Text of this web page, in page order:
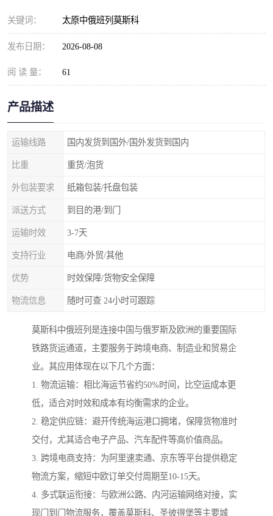
关键词： 太原中俄班列莫斯科
发布日期： 2026-08-08
阅 读 量： 61
产品描述
运输线路 国内发货到国外/国外发货到国内
比重 重货/泡货
外包装要求 纸箱包装/托盘包装
派送方式 到目的港/到门
运输时效 3-7天
支持行业 电商/外贸/其他
优势 时效保障/货物安全保障
物流信息 随时可查 24小时可跟踪
莫斯科中俄班列是连接中国与俄罗斯及欧洲的重要国际
铁路货运通道，主要服务于跨境电商、制造业和贸易企
业。其应用体现在以下几个方面：
1. 物流运输：相比海运节省约50%时间，比空运成本更
低，适合对时效和成本有均衡需求的企业。
2. 稳定供应链：避开传统海运港口拥堵，保障货物准时
交付，尤其适合电子产品、汽车配件等高价值商品。
3. 跨境电商支持：为阿里速卖通、京东等平台提供稳定
物流方案，缩短中欧订单交付周期至10-15天。
4. 多式联运衔接：与欧洲公路、内河运输网络对接，实
现门到门物流服务，覆盖莫斯科、圣彼得堡等主要城